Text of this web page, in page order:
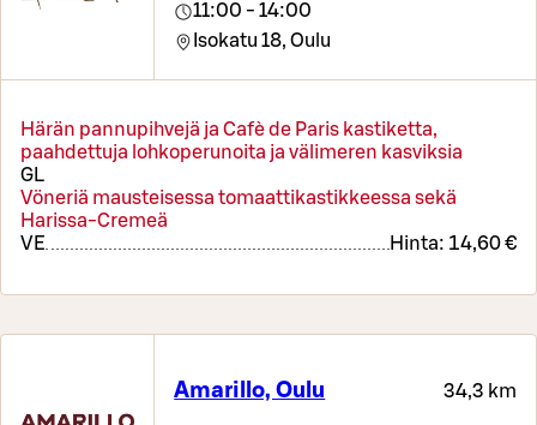
11:00 - 14:00
Isokatu 18, Oulu
Härän pannupihvejä ja Cafè de Paris kastiketta,
paahdettuja lohkoperunoita ja välimeren kasviksia
GL
Vöneriä mausteisessa tomaattikastikkeessa sekä
Harissa-Cremeä
VE
Hinta: 14,60 €
Amarillo, Oulu 34,3 km